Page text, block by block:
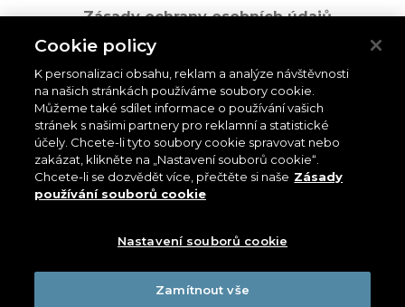
Zásady ochrany osobních údajů
Zásady používání souborů cookie
Zásady používání
Pro pacienty- V případě potřeby hlásit nežádoucí účinek léku se
obraťte na svého lékaře a požádejte ho, aby vyplnil a předložil
příslušnou kazuistiku příslušnému zdravotnickému úřadu v souladu s
požadavky farmakovigilance platnými ve vaší zemi. Nicméně mějte
prosím na paměti, že každý pacient může hlásit jakékoli takové
případy přímo národnímu systému hlášení.: CHIESI CZ s. r. o.-
Pro zdravotnický personál: Pokud potřebujete ohlásit zjištěný
nežádoucí účinek léku, obraťte se na příslušný zdravotnický ústav v
Cookie policy
K personalizaci obsahu, reklam a analýze návštěvnosti
na našich stránkách používáme soubory cookie.
Můžeme také sdílet informace o používání vašich
stránek s našimi partnery pro reklamní a statistické
účely. Chcete-li tyto soubory cookie spravovat nebo
zakázat, klikněte na „Nastavení souborů cookie“.
Chcete-li se dozvědět více, přečtěte si naše Zásady
používání souborů cookie
Nastavení souborů cookie
Zamítnout vše